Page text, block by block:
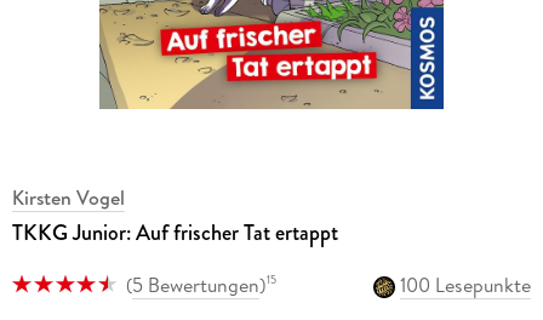
Kirsten Vogel
TKKG Junior: Auf frischer Tat ertappt
(5 Bewertungen)15
100 Lesepunkte